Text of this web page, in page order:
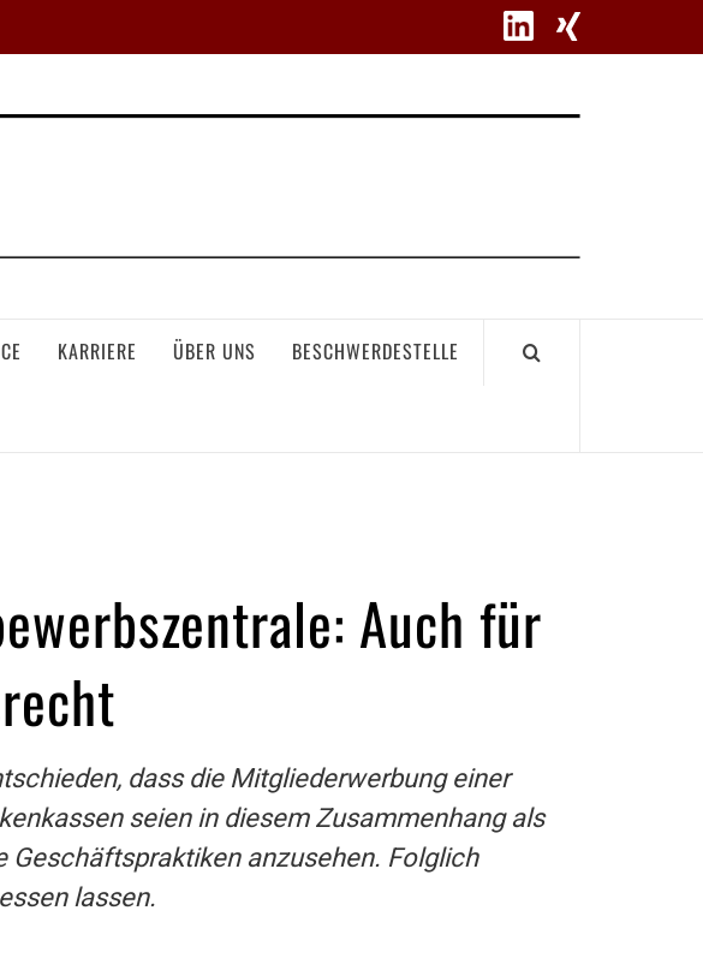
KARRIERE ÜBER UNS BESCHWERDESTELLE
Auch für
dass die Mitgliederwerbung einer
seien in diesem Zusammenhang als
Geschäftspraktiken anzusehen. Folglich
lassen.